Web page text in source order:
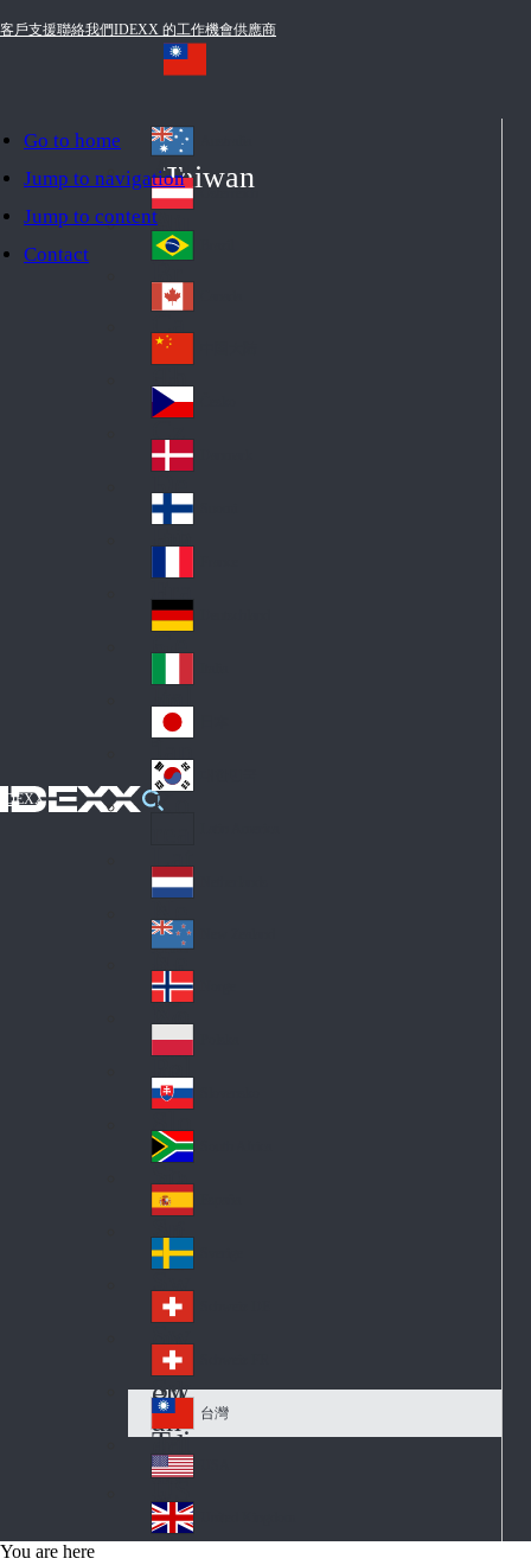
Go to home
Jump to navigation
Jump to content
Contact
客戶支援聯絡我們IDEXX 的工作機會供應商
IDEXX
Taiwan
Au
str
ali
a
Au
stri
a
Br
azi
l
Ca
na
da
Ch
ina
Cz
ec
h
De
nm
ark
Fin
d
Fra
nc
e
Ge
an
y
Ital
y
Jap
an
Ko
Lat
in
A
me
ric
a
Ne
the
rla
nd
s
Ne
w
Ze
ala
nd
No
rw
ay
Pol
an
d
Slo
va
kia
So
uth
Af
ric
a
Sp
ain
Sw
ed
en
Sw
itz
erl
an
d
Sw
itz
erl
an
d
Tai
wa
n
台灣
A
Un
You are here